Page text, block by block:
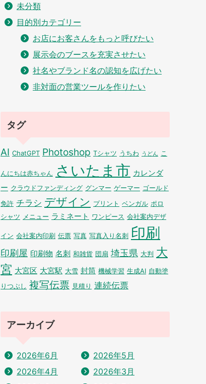
未分類
目的別カテゴリー
お店にお客さんをもっと呼びたい
展示会のブースを充実させたい
社名やブランド名の認知を広げたい
非対面の営業ツールを作りたい
タグ
AI ChatGPT Photoshop Tシャツ うちわ うどん こ
んにちは赤ちゃん さいたま市 カレンダ
ー クラウドファンディング グンマー ゲーマー ゴールド
免許 チラシ デザイン プリント ベンガル ポロ
シャツ メニュー ラミネート ワンピース 会社案内デザ
イン 会社案内印刷 伝票 写真 写真入り名刺 印刷
印刷屋 印刷物 名刺 和雑貨 団扇 埼玉県 大判 大
宮 大宮区 大宮駅 大雪 封筒 機械学習 生成AI 自動塗
りつぶし 複写伝票 見積り 連続伝票
アーカイブ
2026年6月
2026年5月
2026年4月
2026年3月